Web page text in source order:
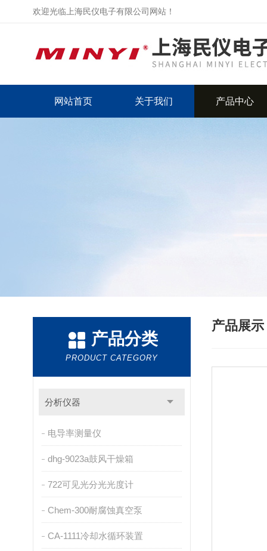
欢迎光临上海民仪电子有限公司网站！
网站首页 关于我们 产品中心
产品分类
PRODUCT CATEGORY
分析仪器
电导率测量仪
dhg-9023a鼓风干燥箱
722可见光分光光度计
Chem-300耐腐蚀真空泵
CA-1111冷却水循环装置
产品展示